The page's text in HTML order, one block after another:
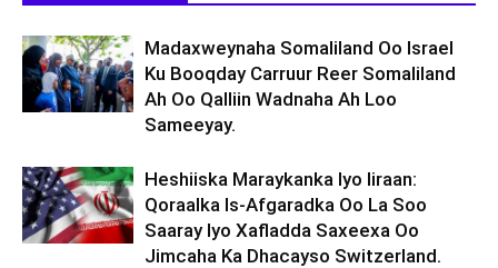
Madaxweynaha Somaliland Oo Israel
Ku Booqday Carruur Reer Somaliland
Ah Oo Qalliin Wadnaha Ah Loo
Sameeyay.
Heshiiska Maraykanka Iyo Iiraan:
Qoraalka Is-Afgaradka Oo La Soo
Saaray Iyo Xafladda Saxeexa Oo
Jimcaha Ka Dhacayso Switzerland.